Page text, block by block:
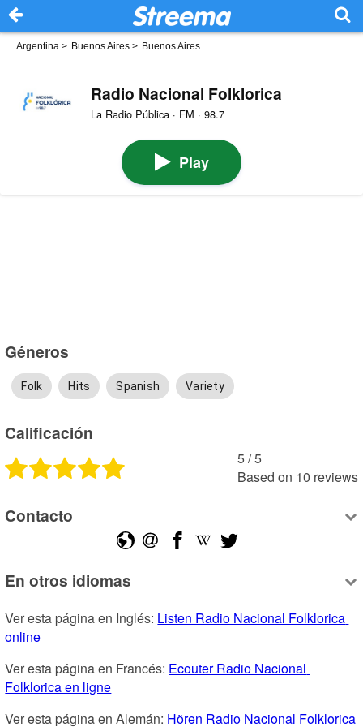
Argentina > Buenos Aires > Buenos Aires
Radio Nacional Folklorica
La Radio Pública · FM · 98.7
Play
Géneros
Folk Hits Spanish Variety
Calificación
5 /5
Based on 10 reviews
Contacto
En otros idiomas
Ver esta página en Inglés: Listen Radio Nacional Folklorica
online
Ver esta página en Francés: Ecouter Radio Nacional
Folklorica en ligne
Ver esta página en Alemán: Hören Radio Nacional Folklorica